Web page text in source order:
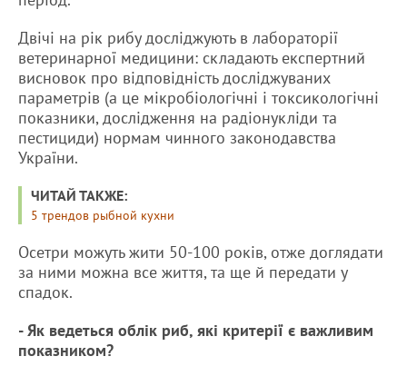
Двічі на рік рибу досліджують в лабораторії
ветеринарної медицини: складають експертний
висновок про відповідність досліджуваних
параметрів (а це мікробіологічні і токсикологічні
показники, дослідження на радіонукліди та
пестициди) нормам чинного законодавства
України.
ЧИТАЙ ТАКЖЕ:
5 трендов рыбной кухни
Осетри можуть жити 50-100 років, отже доглядати
за ними можна все життя, та ще й передати у
спадок.
- Як ведеться облік риб, які критерії є важливим
показником?